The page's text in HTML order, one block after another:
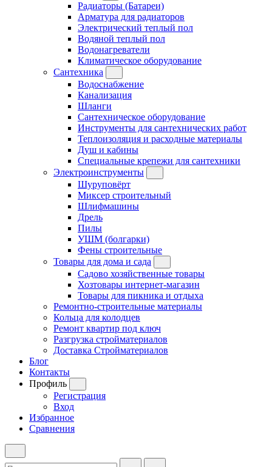
Радиаторы (Батареи)
Арматура для радиаторов
Электрический теплый пол
Водяной теплый пол
Водонагреватели
Климатическое оборудование
Сантехника
Водоснабжение
Канализация
Шланги
Сантехническое оборудование
Инструменты для сантехнических работ
Теплоизоляция и расходные материалы
Душ и кабины
Специальные крепежи для сантехники
Электроинструменты
Шуруповёрт
Миксер строительный
Шлифмашины
Дрель
Пилы
УШМ (болгарки)
Фены строительные
Товары для дома и сада
Садово хозяйственные товары
Хозтовары интернет-магазин
Товары для пикника и отдыха
Ремонтно-строительные материалы
Кольца для колодцев
Ремонт квартир под ключ
Разгрузка стройматериалов
Доставка Стройматериалов
Блог
Контакты
Профиль
Регистрация
Вход
Избранное
Сравнения